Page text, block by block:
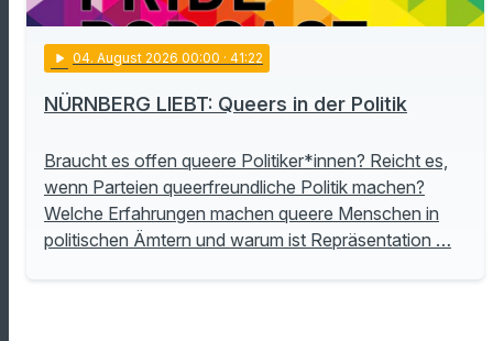
play_arrow 04. August 2026 00:00 · 41:22
NÜRNBERG LIEBT: Queers in der Politik
Braucht es offen queere Politiker*innen? Reicht es,
wenn Parteien queerfreundliche Politik machen?
Welche Erfahrungen machen queere Menschen in
politischen Ämtern und warum ist Repräsentation …